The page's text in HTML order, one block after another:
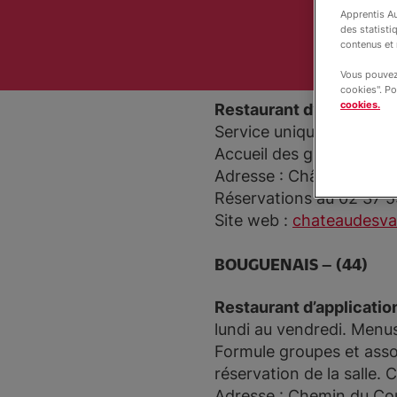
Restauration et
Restaurant
Service unique à 12h15
Accueil des groupes
Adresse : Château des
Réservations au 02 37
Site web :
BOUGUENAIS – (44)
Restaurant
lundi au vendredi.
Formule groupes et
réservation de la salle.
Apprentis
des
contenus et
Vous
cookies".
cookies.